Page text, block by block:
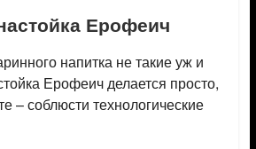
Ерофеич
напитка не такие уж и
Ерофеич делается просто,
– соблюсти технологические